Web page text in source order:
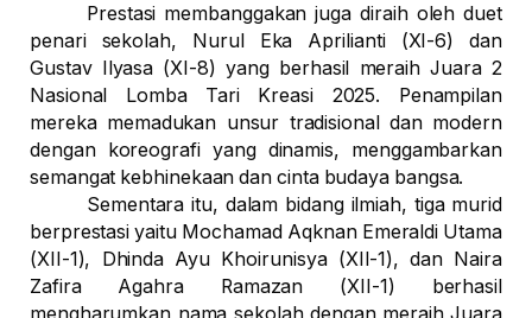
Prestasi membanggakan juga diraih oleh duet
penari sekolah, Nurul Eka Aprilianti (XI-6) dan
Gustav Ilyasa (XI-8) yang berhasil meraihJuara 2
Nasional Lomba Tari Kreasi 2025. Penampilan
mereka memadukan unsur tradisional dan modern
dengan koreografi yang dinamis, menggambarkan
semangat kebhinekaan dan cinta budaya bangsa.
Sementara itu, dalam bidang ilmiah, tiga murid
berprestasi yaitu Mochamad Aqknan Emeraldi Utama
(XII-1), Dhinda Ayu Khoirunisya (XII-1), dan Naira
Zafira Agahra Ramazan (XII-1) berhasil